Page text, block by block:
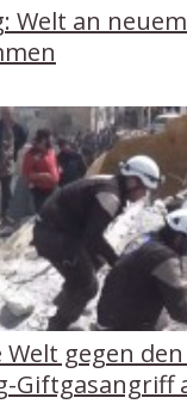
Welt an
Welt gegen
Giftgasangriff